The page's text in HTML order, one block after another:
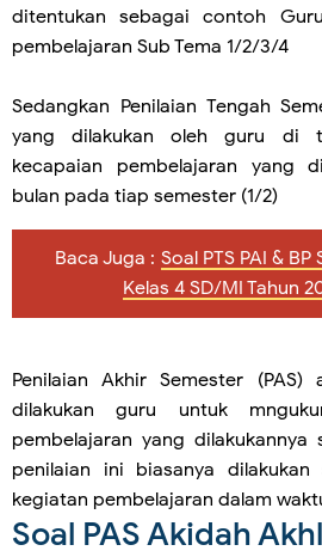
ditentukan sebagai contoh
pembelajaran Sub Tema 1/2/3/4
Sedangkan Penilaian Tengah
yang dilakukan oleh guru di
kecapaian pembelajaran yang
bulan pada tiap semester (1/2)
Baca Juga : Soal PTS PAI &
Kelas 4 SD/MI Tahun
Penilaian Akhir Semester (PAS)
dilakukan guru untuk
pembelajaran yang dilakukannya
penilaian ini biasanya dilakukan
kegiatan pembelajaran dalam
Soal PAS Akidah